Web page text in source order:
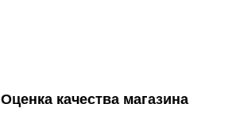
Оценка качества магазина